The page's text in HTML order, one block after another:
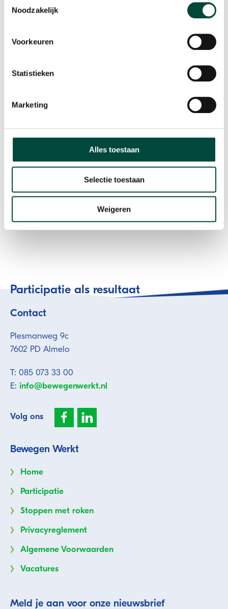
Noodzakelijk
Voorkeuren
Statistieken
Marketing
Alles toestaan
Selectie toestaan
Weigeren
beweging samen met ons op 20 mei! Je kunt je
pagina.
Participatie als resultaat
Contact
Plesmanweg 9c
7602 PD Almelo
T: 085 073 33 00
E: info@bewegenwerkt.nl
Volg ons
Bewegen Werkt
Home
Participatie
Stoppen met roken
Privacyreglement
Algemene Voorwaarden
Vacatures
Meld je aan voor onze nieuwsbrief